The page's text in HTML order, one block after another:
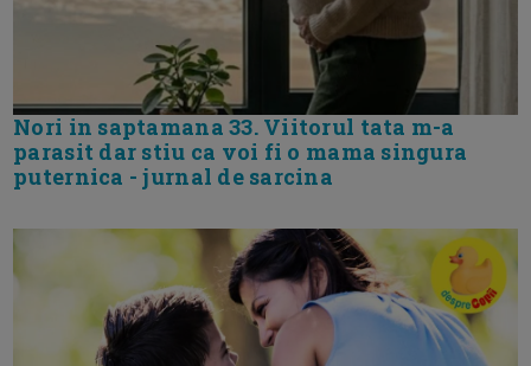
Nori in saptamana 33. Viitorul tata m-a
parasit dar stiu ca voi fi o mama singura
puternica - jurnal de sarcina